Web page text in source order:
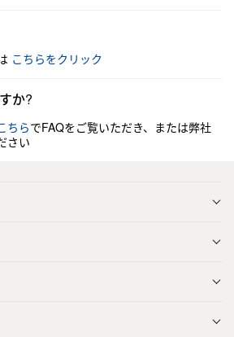
こちらをクリック
か?
ちらでFAQをご覧いただき、または弊社
さい